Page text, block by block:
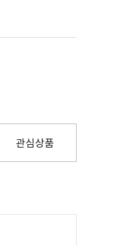
관심상품